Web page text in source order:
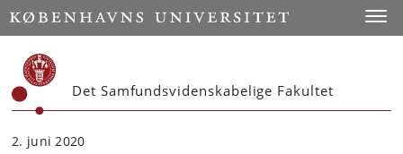
Start
Det Samfundsvidenskabelige Fakultet
2. juni 2020